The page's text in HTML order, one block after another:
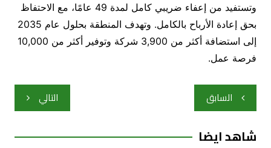
وتستفيد من إعفاء ضريبي كامل لمدة 49 عامًا، مع الاحتفاظ
بحق إعادة الأرباح بالكامل. وتهدف المنطقة بحلول عام 2035
إلى استضافة أكثر من 3,900 شركة وتوفير أكثر من 10,000
فرصة عمل.
تصفّح
المقالات
السابق التالي
شاهد ايضا